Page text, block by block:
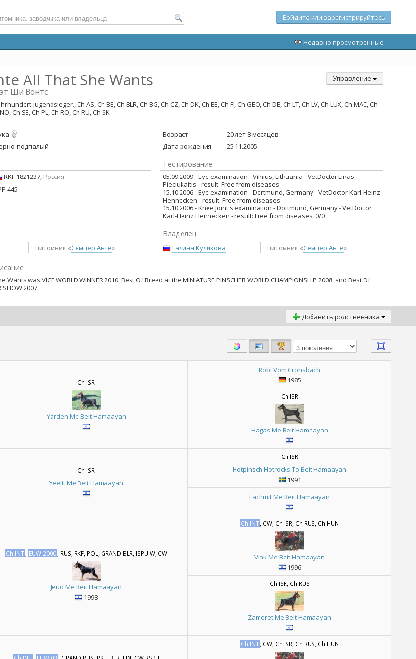
Войдите или зарегистрируйтесь
Недавно просмотренные
All That She Wants
Ши Вонтс
Управление
jugendsieger., Ch AS, Ch BE, Ch BLR, Ch BG, Ch CZ, Ch DK, Ch EE, Ch FI, Ch GEO, Ch DE, Ch LT, Ch LV, Ch LUX, Ch MAC, Ch
Ch SE, Ch PL, Ch RO, Ch RU, Ch SK
подпалый
Возраст
20 лет 8 месяцев
Дата рождения
25.11.2005
RKF 1821237, Россия
445
Тестирование
05.09.2009 - Eye examination - Vilnius, Lithuania - VetDoctor Linas
Pieciukaitis - result: Free from diseases
15.10.2006 - Eye examination - Dortmund, Germany - VetDoctor Karl-Heinz
Hennecken - result: Free from diseases
15.10.2006 - Knee Joint's examination - Dortmund, Germany - VetDoctor
Karl-Heinz Hennecken - result: Free from diseases, 0/0
питомник «Семпер Анте»
Владелец
Галина Куликова питомник «Семпер Анте»
Wants was VICE WORLD WINNER 2010, Best Of Breed at the MINIATURE PINSCHER WORLD CHAMPIONSHIP 2008, and Best Of
SHOW 2007
Добавить родственника
Ch ISR
Yarden Me Beit Hamaayan
Robi Vom Cronsbach
1985
Ch ISR
Hagas Me Beit Hamaayan
Ch ISR
Yeelit Me Beit Hamaayan
Ch ISR
Hotpinsch Hotrocks To Beit Hamaayan
1991
Lachmit Me Beit Hamaayan
Ch INT EUW'2000 , RUS, RKF, POL, GRAND BLR, ISPU W, CW
Jeud Me Beit Hamaayan
1998
Ch INT , CW, Ch ISR, Ch RUS, Ch HUN
Vlak Me Beit Hamaayan
1996
Ch ISR, Ch RUS
Zameret Me Beit Hamaayan
Ch INT , CW, Ch ISR, Ch RUS, Ch HUN